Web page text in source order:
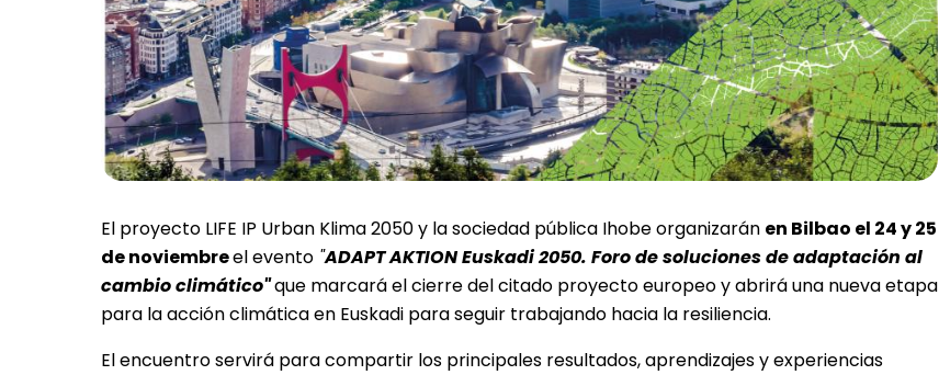
El proyecto LIFE IP Urban Klima 2050 y la sociedad pública Ihobe organizarán en Bilbao el 24 y 25
de noviembreel evento "ADAPT AKTION Euskadi 2050. Foro de soluciones de adaptación al
cambio climático"que marcará el cierre del citado proyecto europeo y abrirá una nueva etapa
para la acción climática en Euskadi para seguir trabajando hacia la resiliencia.
El encuentro servirá para compartir los principales resultados, aprendizajes y experiencias